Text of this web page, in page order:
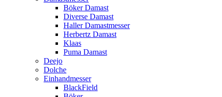
Böker Damast
Diverse Damast
Haller Damastmesser
Herbertz Damast
Klaas
Puma Damast
Deejo
Dolche
Einhandmesser
BlackField